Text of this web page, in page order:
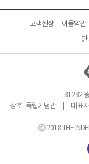
고객헌장 이용약관
31232
상호 : 독립기념관 | 대표
ⓒ 2018 THE